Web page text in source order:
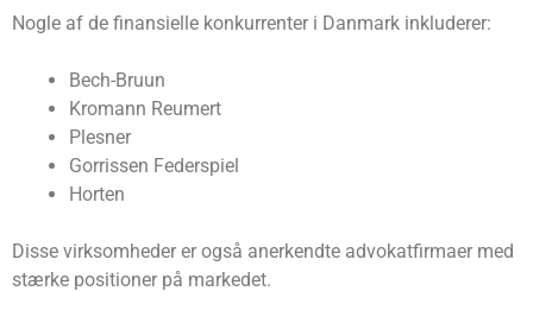
Nogle af de finansielle konkurrenter i Danmark inkluderer:
Bech-Bruun
Kromann Reumert
Plesner
Gorrissen Federspiel
Horten
Disse virksomheder er også anerkendte advokatfirmaer med
stærke positioner på markedet.